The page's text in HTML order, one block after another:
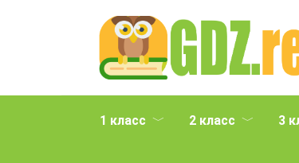
1 класс 2 класс 3